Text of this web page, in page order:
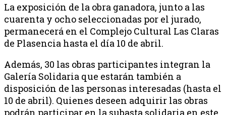
La exposición de la obra ganadora, junto a las
cuarenta y ocho seleccionadas por el jurado,
permanecerá en el Complejo Cultural Las Claras
de Plasencia hasta el día 10 de abril.
Además, 30 las obras participantes integran la
Galería Solidaria que estarán también a
disposición de las personas interesadas (hasta el
10 de abril). Quienes deseen adquirir las obras
podrán participar en la subasta solidaria en este